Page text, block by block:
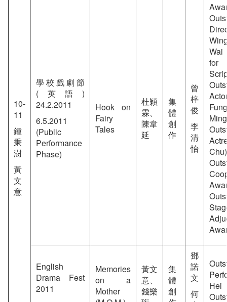
10-
11
鍾
秉
澍
黃
文
意
學校戲劇節
(英語)
24.2.2011
6.5.2011
(Public
Performance
Phase)
Hook on
Fairy
Tales
杜穎
霖、
陳韋
延
集
體
創
作
曾
梓
俊
李
清
怡
Wai
for
English
Drama Fest
2011
Memories
on a
Mother
黃文
意、
錢樂
集
體
創
鄧
諾
文
何